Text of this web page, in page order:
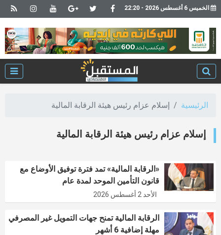
الخميس 6 أغسطس 2026 - 22:20
الرئيسية إسلام عزام رئيس هيئة الرقابة المالية
إسلام عزام رئيس هيئة الرقابة المالية
«الرقابة المالية» تمد فترة توفيق الأوضاع مع
قانون التأمين الموحد لمدة عام
الأحد 2 أغسطس 2026
الرقابة المالية تمنح جهات التمويل غير المصرفي
مهلة إضافية 6 أشهر